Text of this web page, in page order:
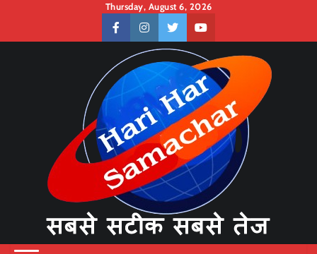
content
Thursday, August 6, 2026
facebookinstagramtwitteryoutube